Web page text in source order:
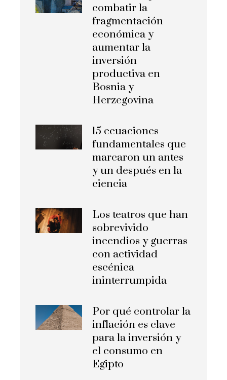
combatir la
fragmentación
económica y
aumentar la
inversión
productiva en
Bosnia y
Herzegovina
15 ecuaciones
fundamentales que
marcaron un antes
y un después en la
ciencia
Los teatros que han
sobrevivido
incendios y guerras
con actividad
escénica
ininterrumpida
Por qué controlar la
inflación es clave
para la inversión y
el consumo en
Egipto